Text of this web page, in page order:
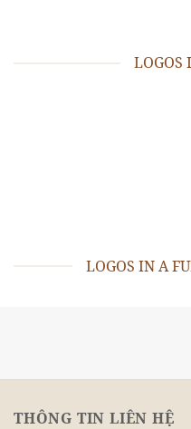
LOGOS
LOGOS IN A
THÔNG TIN LIÊN HỆ